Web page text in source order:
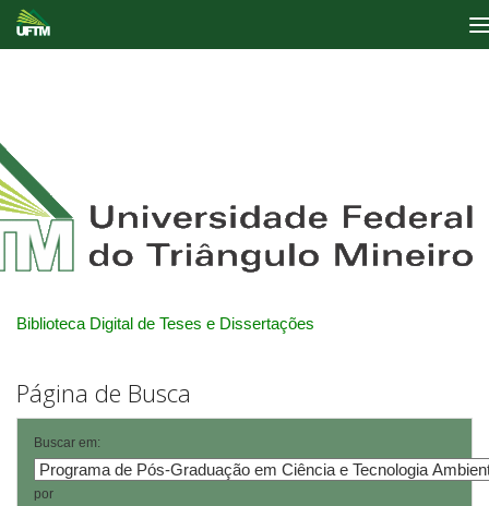
Biblioteca Digital de Teses e Dissertações
Página de Busca
Buscar em:
por